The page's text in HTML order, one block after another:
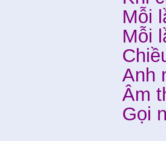
Mỗi
Mỗi
Anh
Âm
Gọi